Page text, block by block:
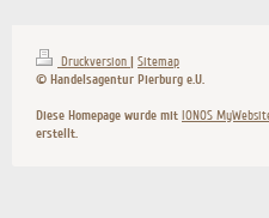
Druckversion
Sitemap
© Handelsagentur Pierburg e.U.
Diese Homepage wurde mit IONOS
erstellt.